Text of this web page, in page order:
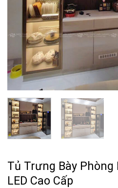
Tủ Trưng Bày Phòng
LED Cao Cấp